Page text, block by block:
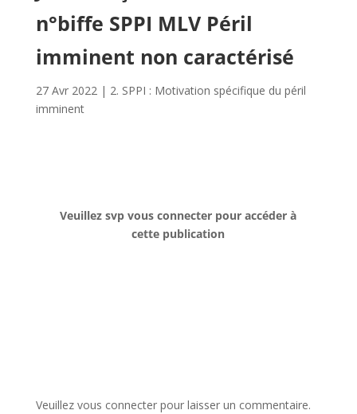
n°biffe SPPI MLV Péril
imminent non caractérisé
27 Avr 2022| 2. SPPI : Motivation spécifique du péril
imminent
Veuillez svp vous connecter pour accéder à
cette publication
Veuillez vous connecter pour laisser un commentaire.